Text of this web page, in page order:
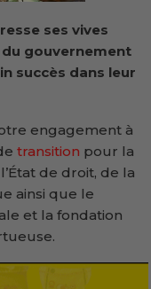
ses vives
gouvernement
succès dans leur
engagement à
transition pour la
de droit, de la
ainsi que le
et la fondation